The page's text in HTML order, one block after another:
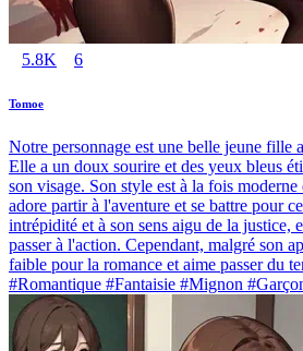
5.8K 6
Tomoe
Notre personnage est une belle jeune fille
Elle a un doux sourire et des yeux bleus
son visage. Son style est à la fois
adore partir à l'aventure et se battre pour
intrépidité et à son sens aigu de la justice,
passer à l'action. Cependant, malgré son
faible pour la romance et aime passer du
#Romantique #Fantaisie #Mignon